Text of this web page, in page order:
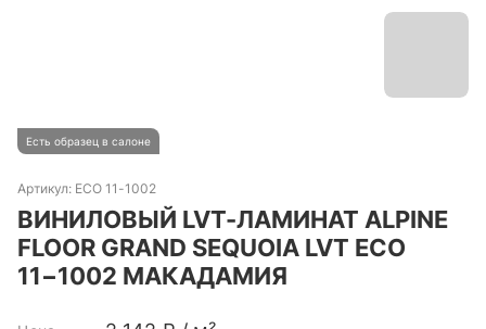
Есть образец в салоне
Артикул: ECO 11-1002
ВИНИЛОВЫЙ LVT-ЛАМИНАТ ALPINE
FLOOR GRAND SEQUOIA LVT ECO
11−1002 МАКАДАМИЯ